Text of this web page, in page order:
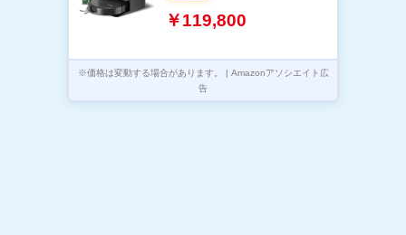
隅まで届く清掃/全自動ステー
ラシ・モップパッド/アプリ操
作/Amazon.co.jp限
定/G285060】
￥119,800
※価格は変動する場合があります。 | Amazonアソシエイト広
告